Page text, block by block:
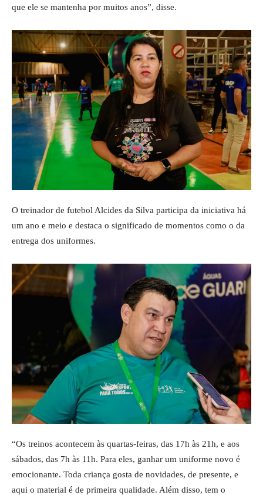
que ele se mantenha por muitos anos”, disse.
O treinador de futebol Alcides da Silva participa da iniciativa há
um ano e meio e destaca o significado de momentos como o da
entrega dos uniformes.
“Os treinos acontecem às quartas-feiras, das 17h às 21h, e aos
sábados, das 7h às 11h. Para eles, ganhar um uniforme novo é
emocionante. Toda criança gosta de novidades, de presente, e
aqui o material é de primeira qualidade. Além disso, tem o